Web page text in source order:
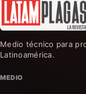
Medio técnico para
Latinoamérica.
MEDIO